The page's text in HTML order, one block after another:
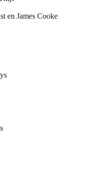
en James Cooke